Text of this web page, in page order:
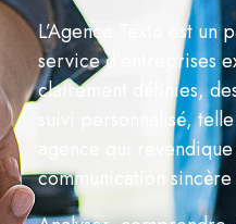
L’Agence Texto est
service d’entreprises
clairement définies,
suivi personnalisé,
agence qui
communication